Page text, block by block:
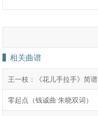
相关曲谱
王一枝：《花儿手拉手》简谱
零起点（钱诚曲 朱晓双词）